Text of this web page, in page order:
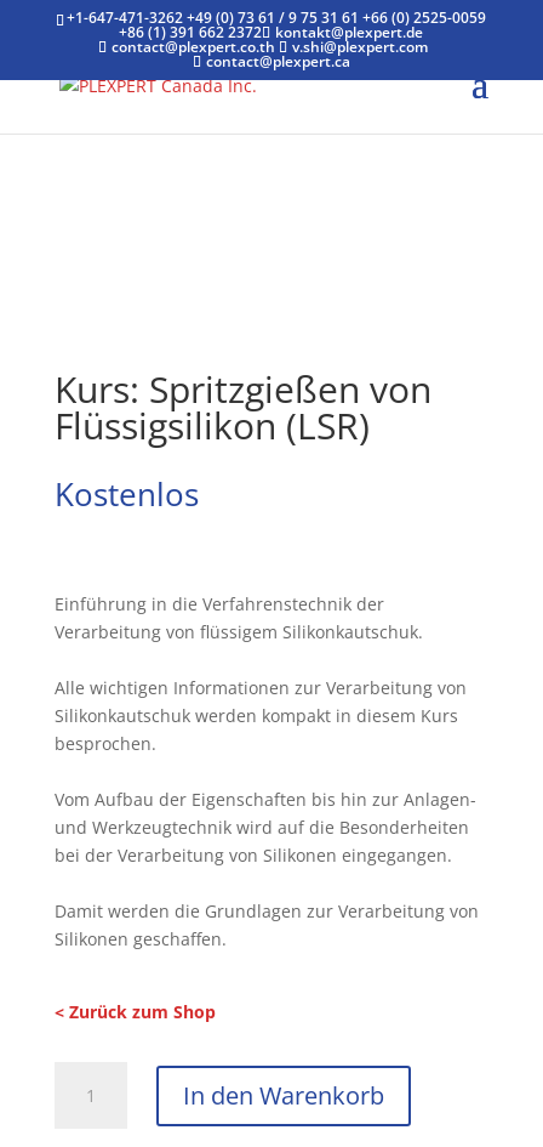
+1-647-471-3262 +49 (0) 73 61 / 9 75 31 61+66 (0) 2525-0059
+86 (1) 391 662 2372 kontakt@plexpert.de
contact@plexpert.co.th v.shi@plexpert.com
contact@plexpert.ca
Kurs: Spritzgießen von
Flüssigsilikon (LSR)
Kostenlos
Einführung in die Verfahrenstechnik der
Verarbeitung von flüssigem Silikonkautschuk.
Alle wichtigen Informationen zur Verarbeitung von
Silikonkautschuk werden kompakt in diesem Kurs
besprochen.
Vom Aufbau der Eigenschaften bis hin zur Anlagen-
und Werkzeugtechnik wird auf die Besonderheiten
bei der Verarbeitung von Silikonen eingegangen.
Damit werden die Grundlagen zur Verarbeitung von
Silikonen geschaffen.
< Zurück zum Shop
Spritzgießen
In den Warenkorb